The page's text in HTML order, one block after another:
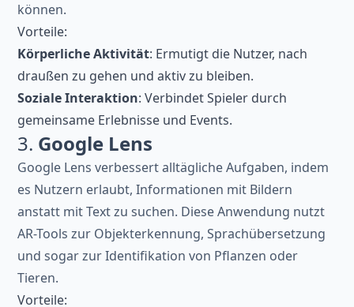
können.
Vorteile:
Körperliche Aktivität: Ermutigt die Nutzer, nach
draußen zu gehen und aktiv zu bleiben.
Soziale Interaktion: Verbindet Spieler durch
gemeinsame Erlebnisse und Events.
3. Google Lens
Google Lens verbessert alltägliche Aufgaben, indem
es Nutzern erlaubt, Informationen mit Bildern
anstatt mit Text zu suchen. Diese Anwendung nutzt
AR-Tools zur Objekterkennung, Sprachübersetzung
und sogar zur Identifikation von Pflanzen oder
Tieren.
Vorteile: